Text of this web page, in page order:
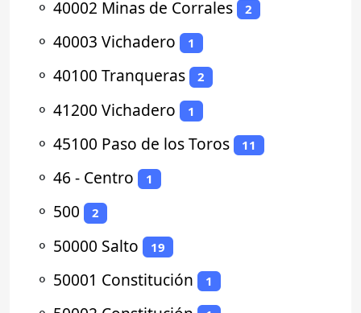
⚬ 40002 Minas de Corrales 2
⚬ 40003 Vichadero 1
⚬ 40100 Tranqueras 2
⚬ 41200 Vichadero 1
⚬ 45100 Paso de los Toros 11
⚬ 46 - Centro 1
⚬ 500 2
⚬ 50000 Salto 19
⚬ 50001 Constitución 1